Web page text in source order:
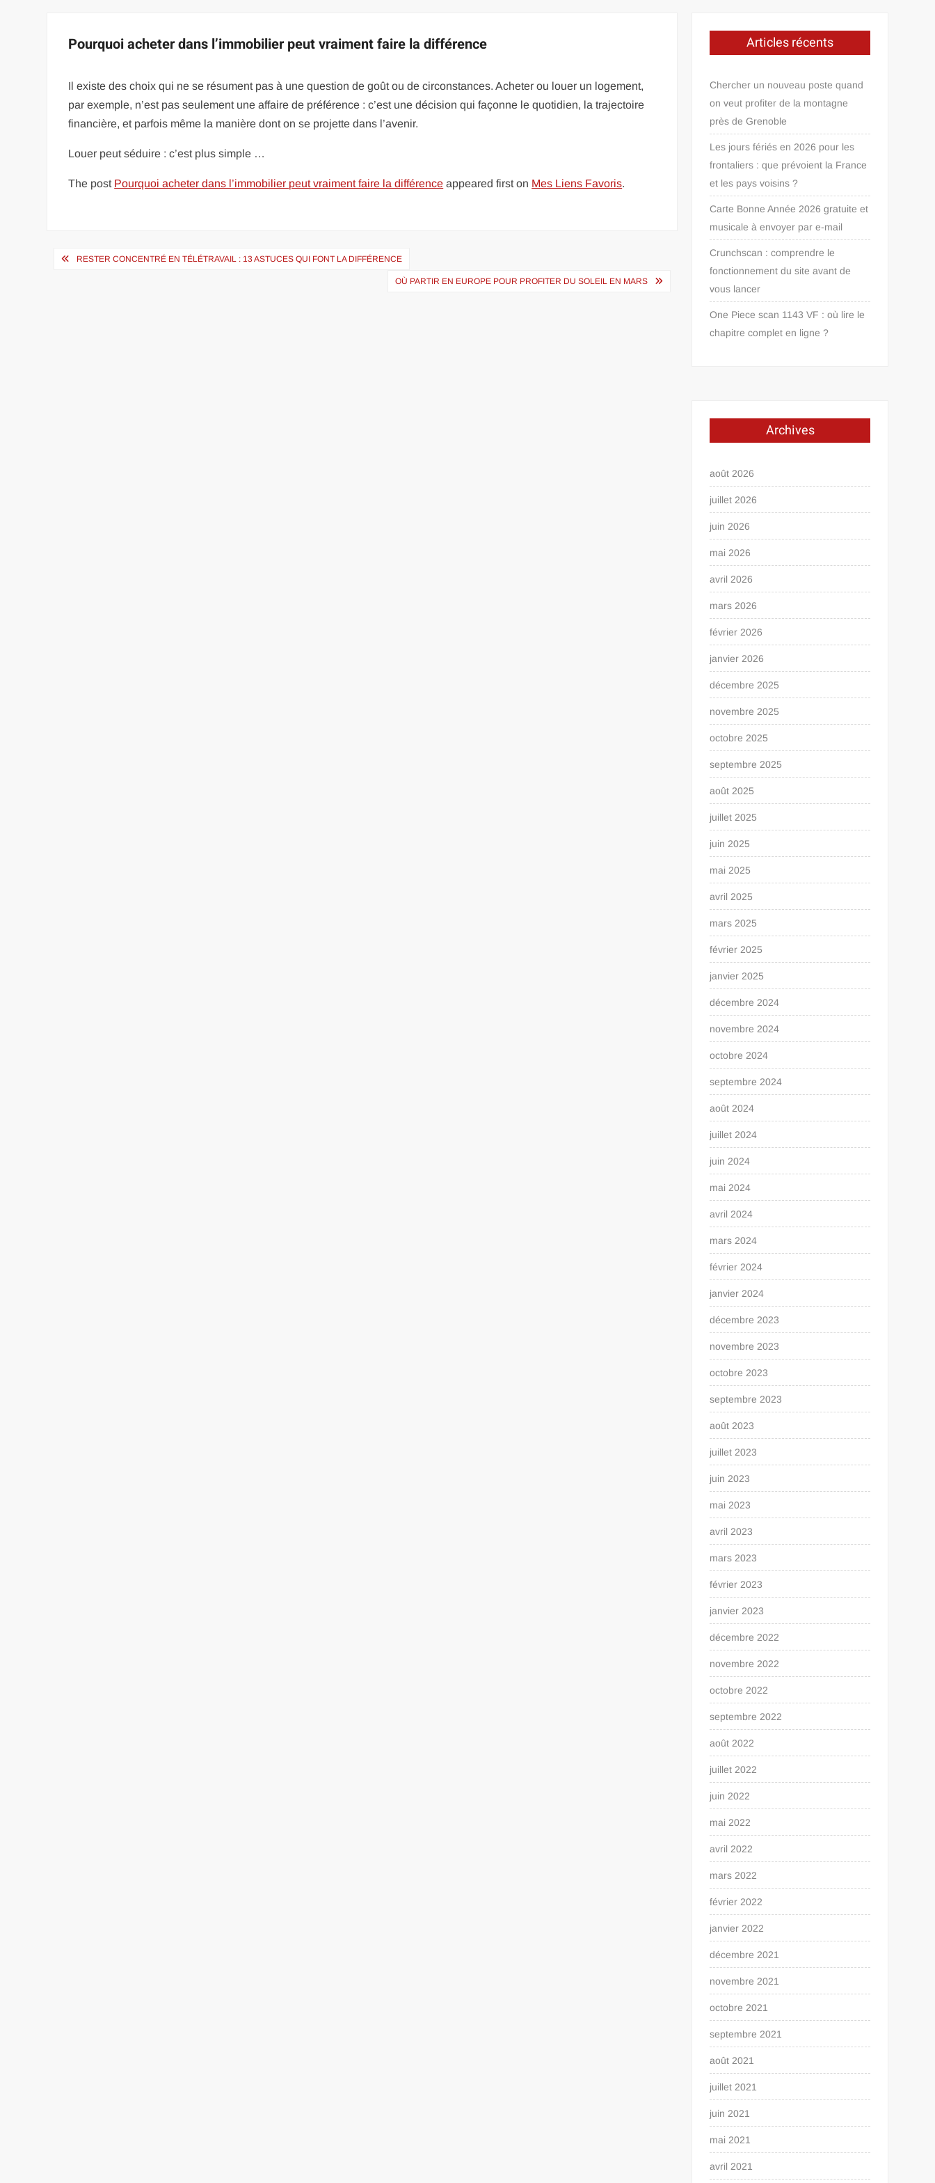
Pourquoi acheter dans l’immobilier peut vraiment faire la différence
Il existe des choix qui ne se résument pas à une question de goût ou de circonstances. Acheter ou louer un logement,
par exemple, n’est pas seulement une affaire de préférence : c’est une décision qui façonne le quotidien, la trajectoire
financière, et parfois même la manière dont on se projette dans l’avenir.
Louer peut séduire : c’est plus simple …
The post Pourquoi acheter dans l’immobilier peut vraiment faire la différence appeared first on Mes Liens Favoris.
Navigation
RESTER CONCENTRÉ EN TÉLÉTRAVAIL : 13 ASTUCES QUI FONT LA DIFFÉRENCE
OÙ PARTIR EN EUROPE POUR PROFITER DU SOLEIL EN MARS
Articles récents
Chercher un nouveau poste quand
on veut profiter de la montagne
près de Grenoble
Les jours fériés en 2026 pour les
frontaliers : que prévoient la France
et les pays voisins ?
Carte Bonne Année 2026 gratuite et
musicale à envoyer par e-mail
Crunchscan : comprendre le
fonctionnement du site avant de
vous lancer
One Piece scan 1143 VF : où lire le
chapitre complet en ligne ?
Archives
août 2026
juillet 2026
juin 2026
mai 2026
avril 2026
mars 2026
février 2026
janvier 2026
décembre 2025
novembre 2025
octobre 2025
septembre 2025
août 2025
juillet 2025
juin 2025
mai 2025
avril 2025
mars 2025
février 2025
janvier 2025
décembre 2024
novembre 2024
octobre 2024
septembre 2024
août 2024
juillet 2024
juin 2024
mai 2024
avril 2024
mars 2024
février 2024
janvier 2024
décembre 2023
novembre 2023
octobre 2023
septembre 2023
août 2023
juillet 2023
juin 2023
mai 2023
avril 2023
mars 2023
février 2023
janvier 2023
décembre 2022
novembre 2022
octobre 2022
septembre 2022
août 2022
juillet 2022
juin 2022
mai 2022
avril 2022
mars 2022
février 2022
janvier 2022
décembre 2021
novembre 2021
octobre 2021
septembre 2021
août 2021
juillet 2021
juin 2021
mai 2021
avril 2021